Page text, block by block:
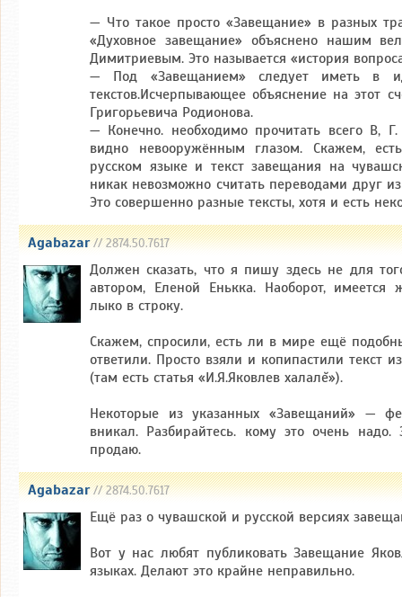
— Что такое просто «Завещание» в разных
«Духовное завещание» объяснено нашим
Димитриевым. Это называется «история
— Под «Завещанием» следует иметь в
текстов.Исчерпывающее объяснение на этот
Григорьевича Родионова.
— Конечно. необходимо прочитать всего В,
видно невооружённым глазом. Скажем,
русском языке и текст завещания на
никак невозможно считать переводами друг
Это совершенно разные тексты, хотя и есть
Agabazar// 2874.50.7617
Должен сказать, что я пишу здесь не для
автором, Еленой Енькка. Наоборот, имеется
лыко в строку.
Скажем, спросили, есть ли в мире ещё
ответили. Просто взяли и копипастили текст
(там есть статья «И.Я.Яковлев халалĕ»).
Некоторые из указанных «Завещаний» —
вникал. Разбирайтесь. кому это очень
продаю.
Agabazar// 2874.50.7617
Ещё раз о чувашской и русской версиях
Вот у нас любят публиковать Завещание
языках. Делают это крайне неправильно.